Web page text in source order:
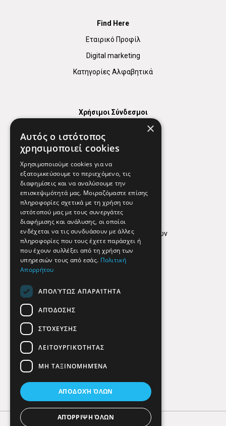
Find Here
Εταιρικό Προφίλ
Digital marketing
Κατηγορίες Αλφαβητικά
Χρήσιμοι Σύνδεσμοι
Χρήσιμα Τηλέφωνα
Εφημερεύοντα Φαρμακεία
Απόρρητο
Όροι Χρήσης
Πολιτική προστασίας δεδομένων
Findhere
Social Media
×
Αυτός ο ιστότοπος
χρησιμοποιεί cookies
Χρησιμοποιούμε cookies για να
εξατομικεύσουμε το περιεχόμενο, τις
διαφημίσεις και να αναλύσουμε την
επισκεψιμότητά μας. Μοιραζόμαστε επίσης
πληροφορίες σχετικά με τη χρήση του
ιστότοπού μας με τους συνεργάτες
διαφήμισης και ανάλυσης, οι οποίοι
ενδέχεται να τις συνδυάσουν με άλλες
πληροφορίες που τους έχετε παράσχει ή
που έχουν συλλέξει από τη χρήση των
υπηρεσιών τους από εσάς. Πολιτική
Απορρήτου
ΑΠΟΛΎΤΩΣ ΑΠΑΡΑΊΤΗΤΑ
ΑΠΌΔΟΣΗΣ
ΣΤΌΧΕΥΣΗΣ
ΛΕΙΤΟΥΡΓΙΚΌΤΗΤΑΣ
ΜΗ ΤΑΞΙΝΟΜΗΜΈΝΑ
ΑΠΟΔΟΧΉ ΌΛΩΝ
ΑΠΌΡΡΙΨΗ ΌΛΩΝ